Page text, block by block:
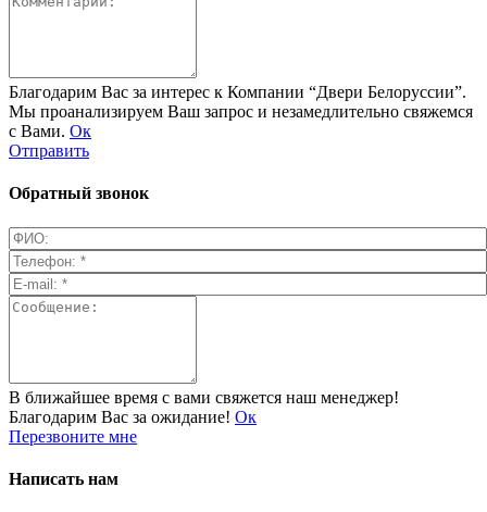
Благодарим Вас за интерес к Компании “Двери Белоруссии”.
Мы проанализируем Ваш запрос и незамедлительно свяжемся
с Вами. Ок
Отправить
Обратный звонок
В ближайшее время с вами свяжется наш менеджер!
Благодарим Вас за ожидание! Ок
Перезвоните мне
Написать нам